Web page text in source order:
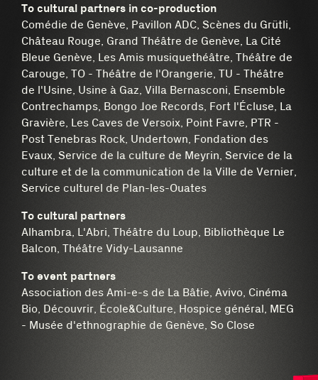
To cultural partners in co-production
Comédie de Genève, Pavillon ADC, Scènes du Grütli,
Château Rouge, Grand Théâtre de Genève, La Cité
Bleue Genève, Les Amis musiquethéâtre, Théâtre de
Carouge, TO - Théâtre de l'Orangerie, TU - Théâtre
de l'Usine, Usine à Gaz, Villa Bernasconi, Ensemble
Contrechamps, Bongo Joe Records, Fort l'Écluse, La
Gravière, Les Caves de Versoix, Point Favre, PTR -
Post Tenebras Rock, Undertown, Fondation des
Evaux, Service de la culture de Meyrin, Service de la
culture et de la communication de la Ville de Vernier,
Service culturel de Plan-les-Ouates
To cultural partners
Alhambra, L'Abri, Théâtre du Loup, Bibliothèque Le
Balcon, Théâtre Vidy-Lausanne
To event partners
Association des Ami-e-s de La Bâtie, Avivo, Cinéma
Bio, Découvrir, École&Culture, Hospice général, MEG
- Musée d'ethnographie de Genève, So Close